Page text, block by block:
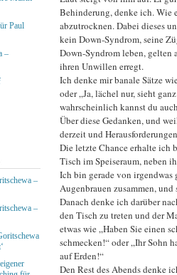
Behinderung, denke ich. Wie
abzutrocknen. Dabei dieses
kein Down-Syndrom, seine
Down-Syndrom leben, gelten
ihren Unwillen erregt.
Ich denke mir banale Sätze
oder „Ja, lächel nur, sieht
wahrscheinlich kannst du
Über diese Gedanken, und
derzeit und
Die letzte Chance erhalte ich
Tisch im Speiseraum, neben
Ich bin gerade von irgendwas
Augenbrauen zusammen,
Danach denke ich darüber
den Tisch zu treten und der
etwas wie „Haben Sie einen
schmecken!“ oder „Ihr Sohn
auf Erden!“
Den Rest des Abends denke
Paul
–
–
–